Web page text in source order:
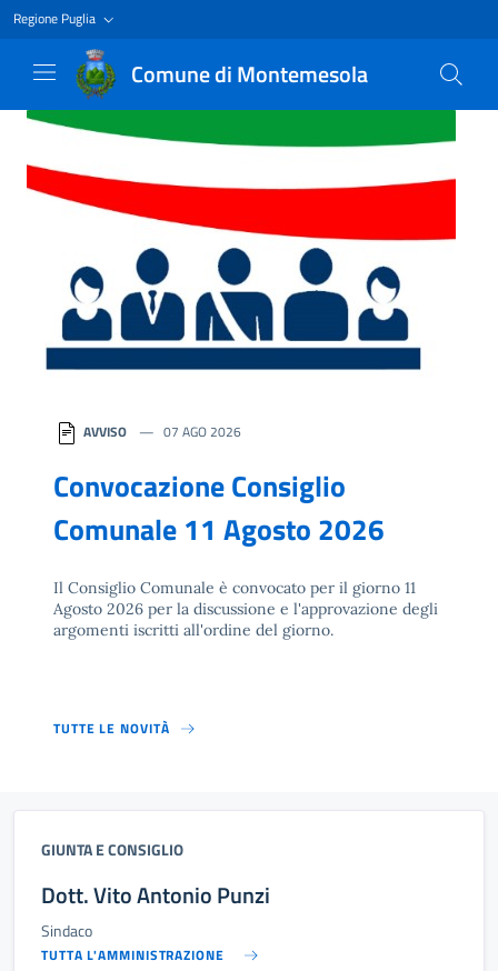
Regione Puglia
Comune di Montemesola
Homepage
AVVISO 07 AGO 2026
Convocazione Consiglio
Comunale 11 Agosto 2026
Il Consiglio Comunale è convocato per il giorno 11
Agosto 2026 per la discussione e l'approvazione degli
argomenti iscritti all'ordine del giorno.
TUTTE LE NOVITÀ
GIUNTA E CONSIGLIO
Dott. Vito Antonio Punzi
Sindaco
TUTTA L'AMMINISTRAZIONE